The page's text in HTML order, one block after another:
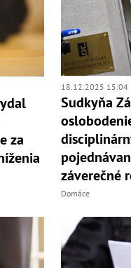
za
18.12.2025 15:04
Sudkyňa
záverečné
Domáce